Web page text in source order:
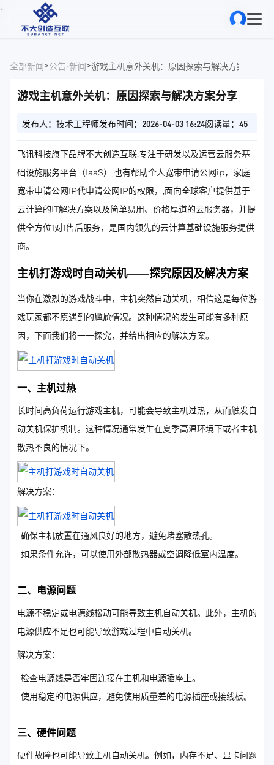
、
全部新闻>公告-新闻>游戏主机意外关机：原因探索与解决方案分享
游戏主机意外关机：原因探索与解决方案分享
发布人：技术工程师发布时间：2026-04-03 16:24阅读量：45
飞讯科技旗下品牌不大创造互联,专注于研发以及运营云服务基
础设施服务平台（IaaS）,也有帮助个人宽带申请公网ip，家庭
宽带申请公网IP代申请公网IP的权限，,面向全球客户提供基于
云计算的IT解决方案以及简单易用、价格厚道的云服务器，并提
供全方位1对1售后服务，是国内领先的云计算基础设施服务提供
商。
主机打游戏时自动关机——探究原因及解决方案
当你在激烈的游戏战斗中，主机突然自动关机，相信这是每位游
戏玩家都不愿遇到的尴尬情况。这种情况的发生可能有多种原
因，下面我们将一一探究，并给出相应的解决方案。
一、主机过热
长时间高负荷运行游戏主机，可能会导致主机过热，从而触发自
动关机保护机制。这种情况通常发生在夏季高温环境下或者主机
散热不良的情况下。
解决方案：
确保主机放置在通风良好的地方，避免堵塞散热孔。
如果条件允许，可以使用外部散热器或空调降低室内温度。
二、电源问题
电源不稳定或电源线松动可能导致主机自动关机。此外，主机的
电源供应不足也可能导致游戏过程中自动关机。
解决方案：
检查电源线是否牢固连接在主机和电源插座上。
使用稳定的电源供应，避免使用质量差的电源插座或接线板。
三、硬件问题
硬件故障也可能导致主机自动关机。例如，内存不足、显卡问题